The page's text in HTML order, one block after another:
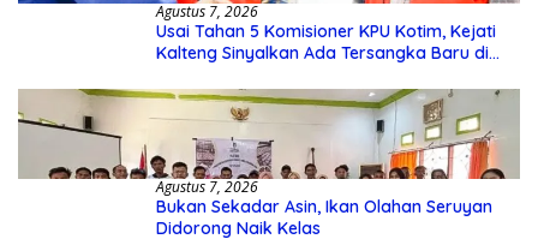
Agustus 7, 2026
Usai Tahan 5 Komisioner KPU Kotim, Kejati
Kalteng Sinyalkan Ada Tersangka Baru di
Agustus 7, 2026
Bukan Sekadar Asin, Ikan Olahan Seruyan
Didorong Naik Kelas